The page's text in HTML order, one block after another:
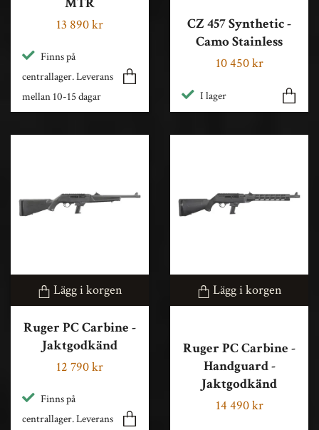
13 890 kr
Finns på
centrallager. Leverans
mellan 10-15 dagar
CZ 457 Synthetic -
Camo Stainless
10 450 kr
I lager
Lägg i korgen
Ruger PC Carbine -
Jaktgodkänd
12 790 kr
Finns på
centrallager. Leverans
Lägg i korgen
Ruger PC Carbine -
Handguard -
Jaktgodkänd
14 490 kr